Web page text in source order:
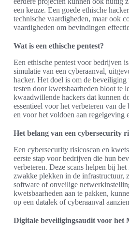
een keuze. Een goede ethische
technische vaardigheden, maar ook
vaardigheden om bevindingen
Wat is een ethische pentest?
Een ethische pentest voor bedrijven
simulatie van een cyberaanval,
hacker. Het doel is om de beveiliging
testen door kwetsbaarheden bloot te
kwaadwillende hackers dat kunnen
essentieel voor het verbeteren van
en voor het voldoen aan regelgeving
Het belang van een cybersecurity
Een cybersecurity risicoscan en
eerste stap voor bedrijven die hun
verbeteren. Deze scans helpen bij
zwakke plekken in de infrastructuur,
software of onveilige
kwetsbaarheden aan te pakken,
op een datalek of cyberaanval
Digitale beveiligingsaudit voor het